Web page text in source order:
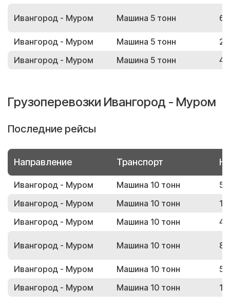
Ивангород - Муром Машина 5 тонн
Ивангород - Муром Машина 5 тонн
Ивангород - Муром
Машина 5 тонн
Грузоперевозки Ивангород - Муром
Последние рейсы
Направление Транспорт
Ивангород - Муром Машина 10 тонн
Ивангород - Муром
Машина 10 тонн
Ивангород - Муром
Машина 10 тонн
Ивангород - Муром Машина 10 тонн
Ивангород - Муром Машина 10 тонн
Ивангород - Муром
Машина 10 тонн